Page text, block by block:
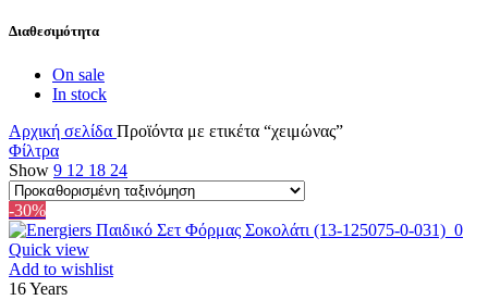
Διαθεσιμότητα
On sale
In stock
Αρχική σελίδα Προϊόντα με ετικέτα “χειμώνας”
Φίλτρα
Show 9 12 18 24
-30%
Quick view
Add to wishlist
16 Years